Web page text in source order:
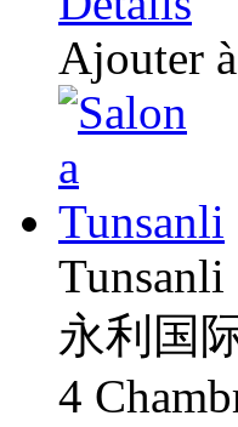
Ajouter
Tunsanli
永利国
4